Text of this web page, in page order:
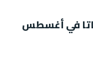
في أغسطس